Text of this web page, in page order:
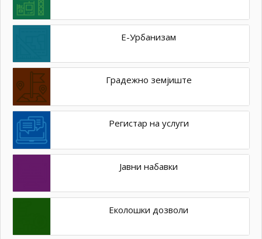
Е-Урбанизам
Градежно земјиште
Регистар на услуги
Јавни набавки
Еколошки дозволи